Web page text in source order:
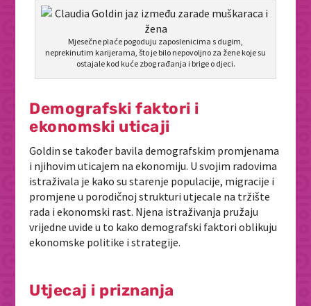
Mjesečne plaće pogoduju zaposlenicima s dugim,
neprekinutim karijerama, što je bilo nepovoljno za žene koje su
ostajale kod kuće zbog rađanja i brige o djeci.
Demografski faktori i
ekonomski uticaji
Goldin se također bavila demografskim promjenama
i njihovim uticajem na ekonomiju. U svojim radovima
istraživala je kako su starenje populacije, migracije i
promjene u porodičnoj strukturi utjecale na tržište
rada i ekonomski rast. Njena istraživanja pružaju
vrijedne uvide u to kako demografski faktori oblikuju
ekonomske politike i strategije.
Utjecaj i priznanja